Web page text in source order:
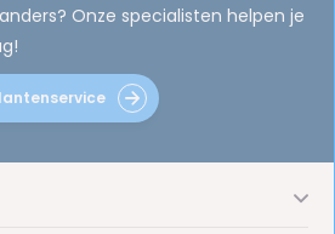
Onze specialisten helpen je